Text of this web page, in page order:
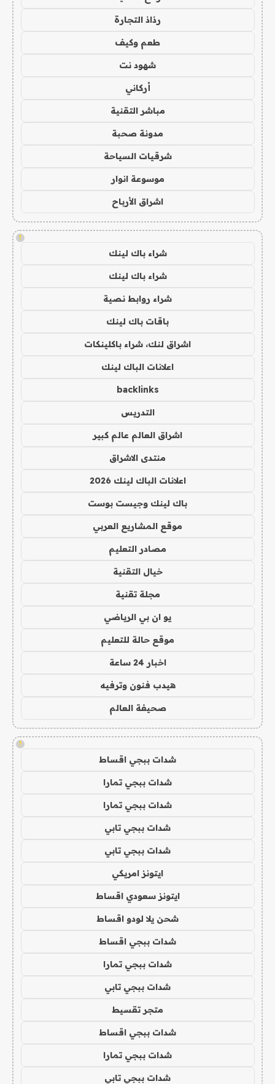
رذاذ التجارة
طعم وكيف
شهود نت
أركاني
مباشر التقنية
مدونة صحبة
شرقيات السياحة
موسوعة انوار
اشراق الأرباح
!
شراء باك لينك
شراء باك لينك
شراء روابط نصية
باقات باك لينك
اشراق لنك، شراء باكلينكات
اعلانات الباك لينك
backlinks
التدريس
اشراق العالم عالم كبير
منتدى الاشراق
اعلانات الباك لينك 2026
باك لينك وجيست بوست
موقع المشاريع العربي
مصادر التعليم
خيال التقنية
مجلة تقنية
يو ان بي الرياضي
موقع حالة للتعليم
اخبار 24 ساعة
هيدب فنون وترفيه
صحيفة العالم
!
شدات ببجي اقساط
شدات ببجي تمارا
شدات ببجي تمارا
شدات ببجي تابي
شدات ببجي تابي
ايتونز امريكي
ايتونز سعودي اقساط
شحن يلا لودو اقساط
شدات ببجي اقساط
شدات ببجي تمارا
شدات ببجي تابي
متجر تقسيط
شدات ببجي اقساط
شدات ببجي تمارا
شدات ببجي تابي